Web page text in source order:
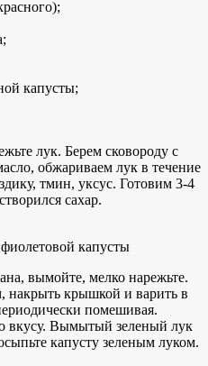
капусты;
лук. Берем сковороду с
обжариваем лук в течение
тмин, уксус. Готовим 3-4
сахар.
капусты
вымойте, мелко нарежьте.
накрыть крышкой и варить в
помешивая.
вкусу. Вымытый зеленый лук
капусту зеленым луком.